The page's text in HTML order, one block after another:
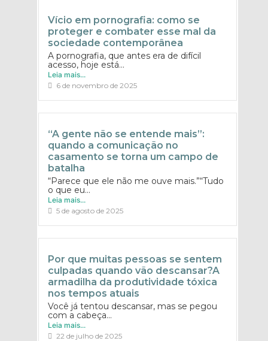
Vício em pornografia: como se
proteger e combater esse mal da
sociedade contemporânea
A pornografia, que antes era de difícil
acesso, hoje está...
Leia mais...
6 de novembro de 2025
“A gente não se entende mais”:
quando a comunicação no
casamento se torna um campo de
batalha
“Parece que ele não me ouve mais.”“Tudo
o que eu...
Leia mais...
5 de agosto de 2025
Por que muitas pessoas se sentem
culpadas quando vão descansar?A
armadilha da produtividade tóxica
nos tempos atuais
Você já tentou descansar, mas se pegou
com a cabeça...
Leia mais...
22 de julho de 2025